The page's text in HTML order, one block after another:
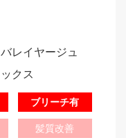
レイヤージュ
クス
ブリーチ有
髪質改善